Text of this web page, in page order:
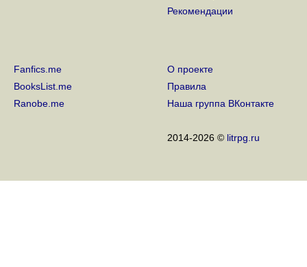
Рекомендации
Fanfics.me
BooksList.me
Ranobe.me
О проекте
Правила
Наша группа ВКонтакте
2014-2026 © litrpg.ru